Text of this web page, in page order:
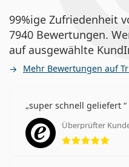
99%ige Zufriedenheit
7940 Bewertungen.
auf ausgewählte
Mehr Bewertungen auf
super schnell geliefert
Überprüfter